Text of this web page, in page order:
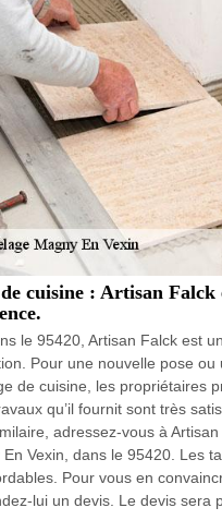
cuisine : Artisan Falck
le 95420, Artisan Falck est
Pour une nouvelle pose ou
de cuisine, les propriétaires
qu’il fournit sont très
adressez-vous à
Vexin, dans le 95420. Les
Pour vous en
lui un devis. Le devis sera